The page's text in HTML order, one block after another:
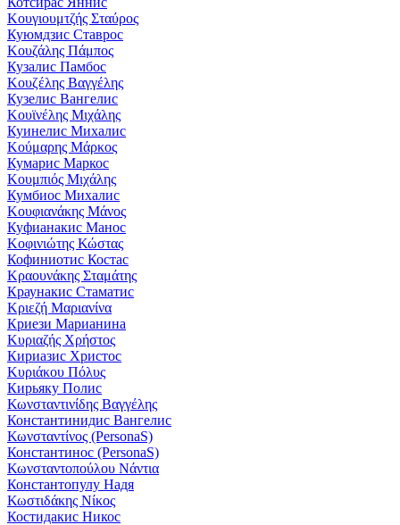
Κουγιουμτζής Σταύρος
Куюмдзис Ставрос
Κουζάλης Πάμπος
Кузалис Памбос
Κουζέλης Βαγγέλης
Кузелис Вангелис
Κουϊνέλης Μιχάλης
Куинелис Михалис
Κούμαρης Μάρκος
Кумарис Маркос
Κουμπιός Μιχάλης
Кумбиос Михалис
Κουφιανάκης Μάνος
Куфианакис Манос
Κοφινιώτης Κώστας
Кофиниотис Костас
Κραουνάκης Σταμάτης
Краунакис Стаматис
Κριεζή Μαριανίνα
Криези Марианина
Κυριαζής Χρήστος
Кириазис Христос
Κυριάκου Πόλυς
Кирьяку Полис
Κωνσταντινίδης Βαγγέλης
Константинидис Вангелис
Κωνσταντίνος (PersonaS)
Константинос (PersonaS)
Κωνσταντοπούλου Νάντια
Константопулу Надя
Κωστιδάκης Νίκος
Костидакис Никос